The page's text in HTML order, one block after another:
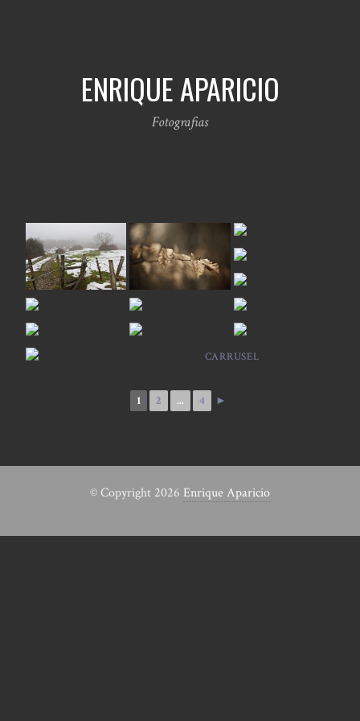
ENRIQUE APARICIO
Fotografias
CARRUSEL
1 2 ... 4 ►
© Copyright 2026 Enrique Aparicio